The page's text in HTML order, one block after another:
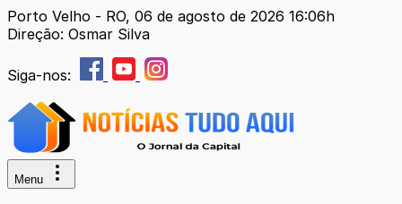
Porto Velho - RO, 06 de agosto de 2026 16:06h
Direção: Osmar Silva
Siga-nos:
Menu